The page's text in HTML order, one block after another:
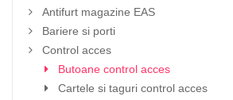
Antifurt magazine EAS
Bariere si porti
Control acces
Butoane control acces
Cartele si taguri control acces